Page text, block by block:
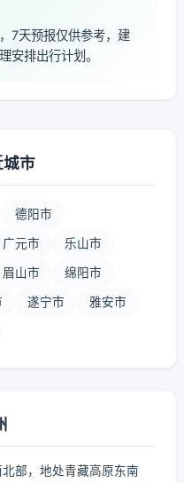
7天预报仅供参考，建
安排出行计划。
城市
德阳市
广元市 乐山市
眉山市 绵阳市
遂宁市 雅安市
部，地处青藏高原东南